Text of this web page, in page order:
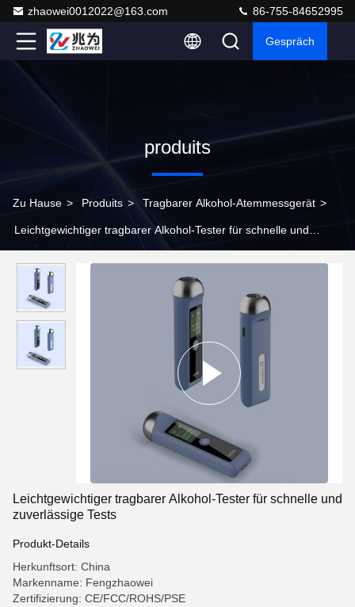
zhaowei0012022@163.com 86-755-84652995
Gespräch
produits
Zu Hause > Produits > Tragbarer Alkohol-Atemmessgerät >
Leichtgewichtiger tragbarer Alkohol-Tester für schnelle und
Leichtgewichtiger tragbarer Alkohol-Tester für schnelle und
zuverlässige Tests
Produkt-Details
Herkunftsort: China
Markenname: Fengzhaowei
Zertifizierung: CE/FCC/ROHS/PSE